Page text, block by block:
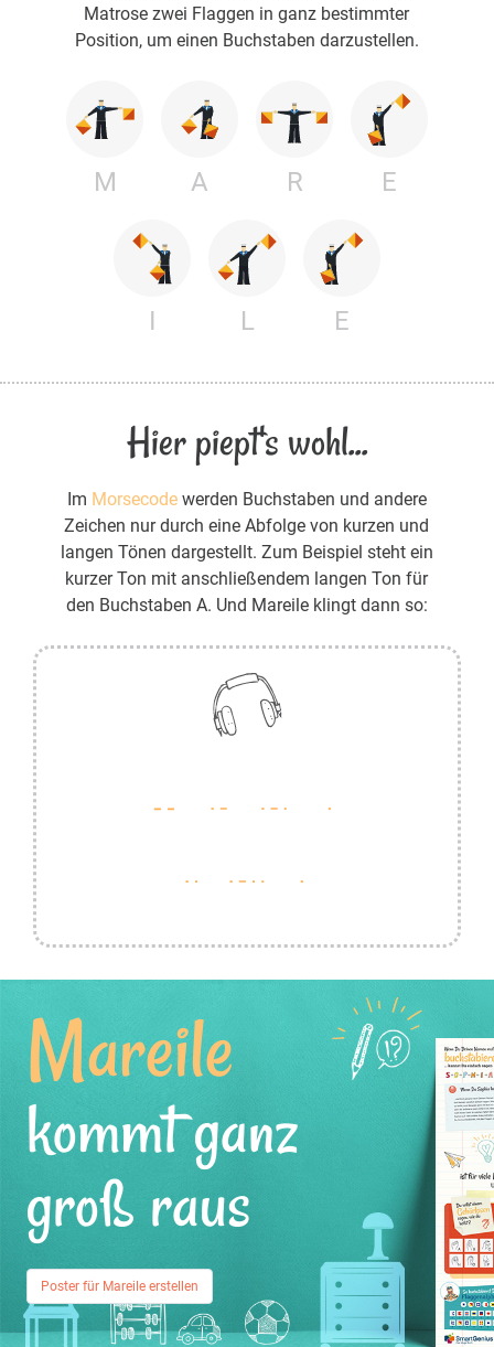
Matrose zwei Flaggen in ganz bestimmter
Position, um einen Buchstaben darzustellen.
M A R E
I L E
Hier piept's wohl...
Im Morsecodewerden Buchstaben und andere
Zeichen nur durch eine Abfolge von kurzen und
langen Tönen dargestellt. Zum Beispiel steht ein
kurzer Ton mit anschließendem langen Ton für
den Buchstaben A. Und Mareile klingt dann so:
Mareile
kommt ganz
groß raus
Poster für Mareile erstellen